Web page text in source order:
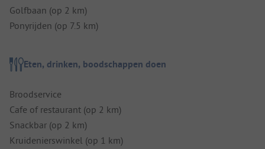
Golfbaan (op 2 km)
Ponyrijden (op 7.5 km)
Eten, drinken, boodschappen doen
Broodservice
Cafe of restaurant (op 2 km)
Snackbar (op 2 km)
Kruidenierswinkel (op 1 km)